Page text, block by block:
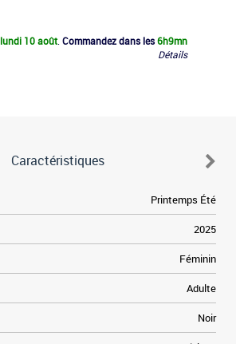
lundi 10 août Commandez dans les6h9mn
Détails
Caractéristiques
Printemps Été
2025
Féminin
Adulte
Noir